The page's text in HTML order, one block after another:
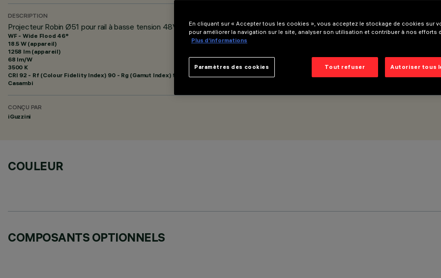
DESCRIPTION
Projecteur Robin Ø51 pour rail à basse tension 48V - BLE Casambi
WF - Wide Flood 46°
18.5 W (appareil)
1258 lm (appareil)
68 lm/W
3500 K
CRI 92 - Rf (Colour Fidelity Index) 90 - Rg (Gamut Index) 98
Casambi
CONÇU PAR
iGuzzini
COULEUR
COMPOSANTS OPTIONNELS
En cliquant sur « Accepter tous les cookies », vous acceptez le stockage de cookies sur
pour améliorer la navigation sur le site, analyser son utilisation et contribuer à nos efforts
Plus d’informations
Tout refuser Autoriser tous
Paramètres des cookies